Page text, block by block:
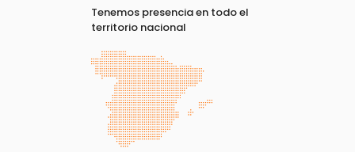
Tenemos presencia en todo el
territorio nacional